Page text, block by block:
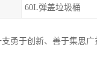
60L弹盖垃圾桶
勇于创新、善于集思